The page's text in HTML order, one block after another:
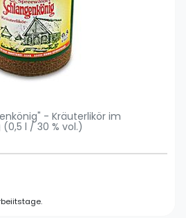
- Kräuterlikör im
l / 30 % vol.)